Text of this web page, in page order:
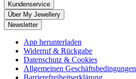
Kundenservice
Über My Jewellery
Newsletter
App herunterladen
Widerruf & Rückgabe
Datenschutz & Cookies
Allgemeinen Geschäftsbedingungen